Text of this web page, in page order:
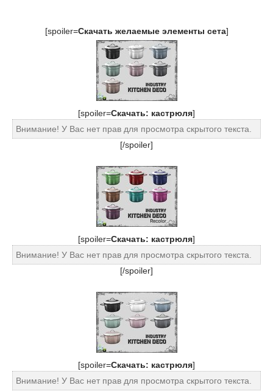
[spoiler=Скачать желаемые элементы сета]
[spoiler=Скачать: кастрюля]
Внимание! У Вас нет прав для просмотра скрытого текста.
[/spoiler]
[spoiler=Скачать: кастрюля]
Внимание! У Вас нет прав для просмотра скрытого текста.
[/spoiler]
[spoiler=Скачать: кастрюля]
Внимание! У Вас нет прав для просмотра скрытого текста.